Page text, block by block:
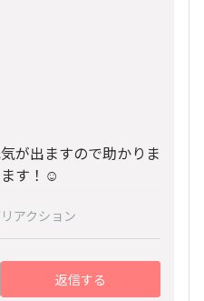
が出ますので助かりま
す！☺️
アクション
返信する